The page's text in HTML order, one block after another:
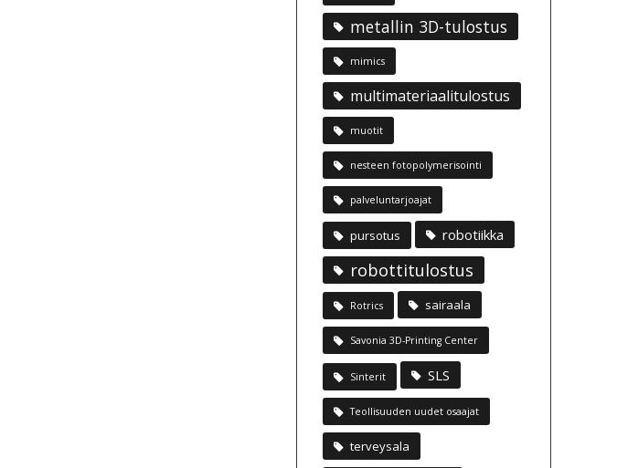
metallin 3D-tulostus
mimics
multimateriaalitulostus
muotit
nesteen fotopolymerisointi
palveluntarjoajat
pursotus robotiikka
robottitulostus
Rotrics sairaala
Savonia 3D-Printing Center
Sinterit SLS
Teollisuuden uudet osaajat
terveysala